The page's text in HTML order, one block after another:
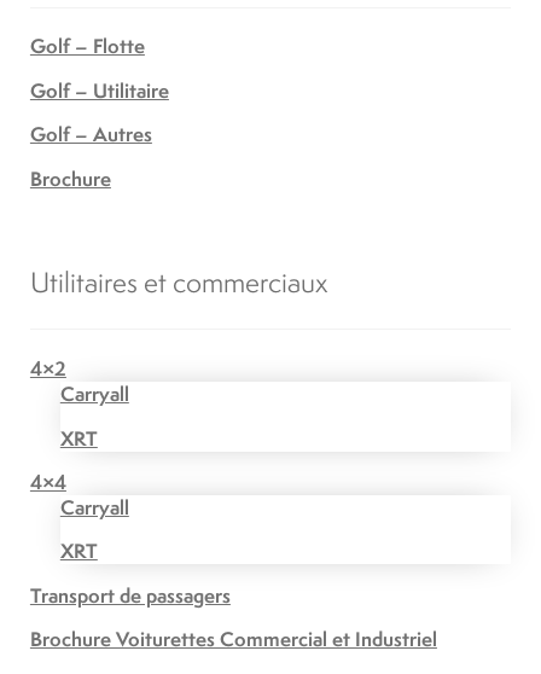
Golf – Flotte
Golf – Utilitaire
Golf – Autres
Brochure
Utilitaires et commerciaux
4×2
Carryall
XRT
4×4
Carryall
XRT
Transport de passagers
Brochure Voiturettes Commercial et Industriel